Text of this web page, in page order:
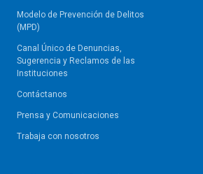
Modelo de Prevención de Delitos
(MPD)
Canal Único de Denuncias,
Sugerencia y Reclamos de las
Instituciones
Contáctanos
Prensa y Comunicaciones
Trabaja con nosotros